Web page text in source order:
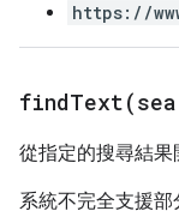
https://
findText(
從指定的搜尋結果
系統不完全支援